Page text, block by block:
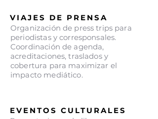
Organización de press trips para
periodistas y corresponsales.
Coordinación de agenda,
acreditaciones, traslados y
cobertura para maximizar el
impacto mediático.
VIAJES DE PRENSA
EVENTOS CULTURALES